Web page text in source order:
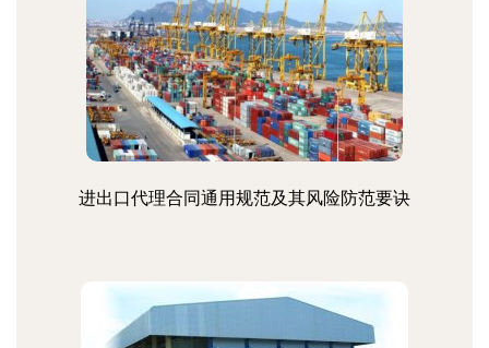
进出口代理合同通用规范及其风险防范要诀